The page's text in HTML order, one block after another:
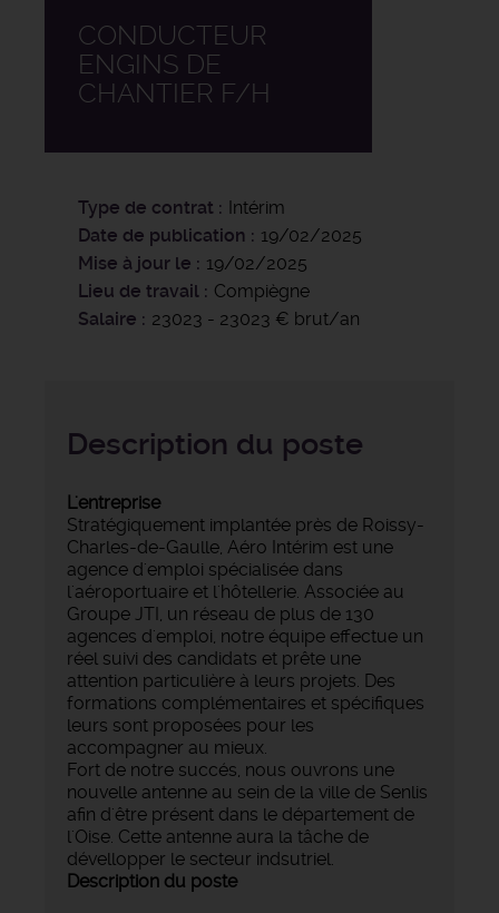
CONDUCTEUR
ENGINS DE
CHANTIER F/H
Type de contrat
Intérim
Date de publication
19/02/2025
Mise à jour le
19/02/2025
Lieu de travail
Compiègne
Salaire
23023 - 23023 € brut/an
Description du poste
L'entreprise
Stratégiquement implantée près de Roissy-
Charles-de-Gaulle, Aéro Intérim est une
agence d'emploi spécialisée dans
l'aéroportuaire et l'hôtellerie. Associée au
Groupe JTI, un réseau de plus de 130
agences d'emploi, notre équipe effectue un
réel suivi des candidats et prête une
attention particulière à leurs projets. Des
formations complémentaires et spécifiques
leurs sont proposées pour les
accompagner au mieux.
Fort de notre succés, nous ouvrons une
nouvelle antenne au sein de la ville de Senlis
afin d'être présent dans le département de
l'Oise. Cette antenne aura la tâche de
dévellopper le secteur indsutriel.
Description du poste